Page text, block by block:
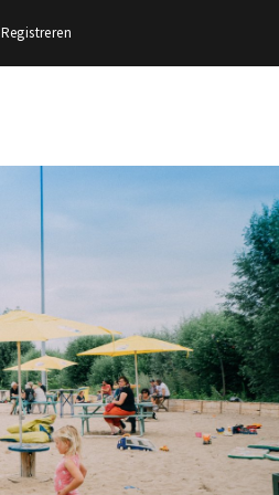
Registreren